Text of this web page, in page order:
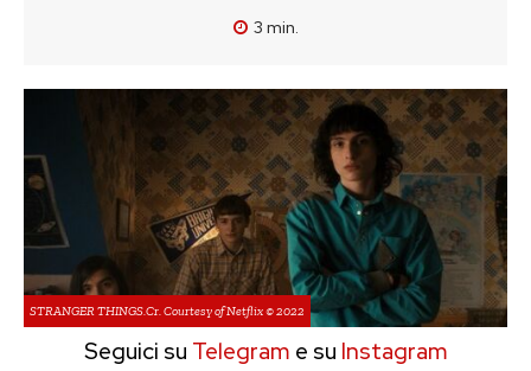
3 min.
STRANGER THINGS.Cr. Courtesy of Netflix © 2022
Seguici su Telegram e su Instagram